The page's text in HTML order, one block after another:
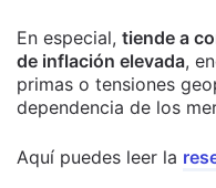
En especial, tiende a
de inflación elevada,
primas o tensiones
dependencia de los
Aquí puedes leer la